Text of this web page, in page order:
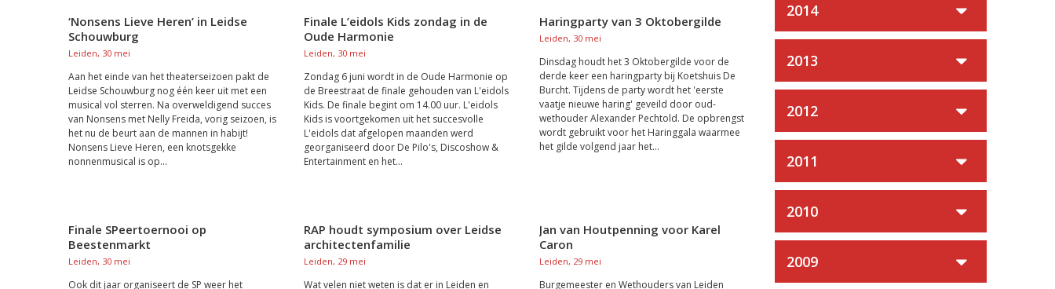
‘Nonsens Lieve Heren’ in Leidse
Schouwburg
Leiden, 30 mei
Aan het einde van het theaterseizoen pakt de
Leidse Schouwburg nog één keer uit met een
musical vol sterren. Na overweldigend succes
van Nonsens met Nelly Freida, vorig seizoen, is
het nu de beurt aan de mannen in habijt!
Nonsens Lieve Heren, een knotsgekke
nonnenmusical is op...
Finale L’eidols Kids zondag in de
Oude Harmonie
Leiden, 30 mei
Zondag 6 juni wordt in de Oude Harmonie op
de Breestraat de finale gehouden van L'eidols
Kids. De finale begint om 14.00 uur. L'eidols
Kids is voortgekomen uit het succesvolle
L'eidols dat afgelopen maanden werd
georganiseerd door De Pilo's, Discoshow &
Entertainment en het...
Haringparty van 3 Oktobergilde
Leiden, 30 mei
Dinsdag houdt het 3 Oktobergilde voor de
derde keer een haringparty bij Koetshuis De
Burcht. Tijdens de party wordt het 'eerste
vaatje nieuwe haring' geveild door oud-
wethouder Alexander Pechtold. De opbrengst
wordt gebruikt voor het Haringgala waarmee
het gilde volgend jaar het...
Finale SPeertoernooi op
Beestenmarkt
Leiden, 30 mei
Ook dit jaar organiseert de SP weer het
RAP houdt symposium over Leidse
architectenfamilie
Leiden, 29 mei
Wat velen niet weten is dat er in Leiden en
Jan van Houtpenning voor Karel
Caron
Leiden, 29 mei
Burgemeester en Wethouders van Leiden
2014
2013
2012
2011
2010
2009